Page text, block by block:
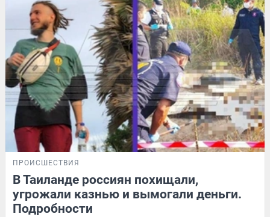
ПРОИСШЕСТВИЯ
В Таиланде россиян похищали,
угрожали казнью и вымогали деньги.
Подробности